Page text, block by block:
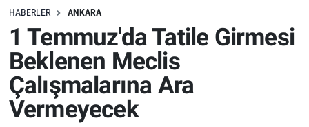
HABERLER ANKARA
1 Temmuz'da Tatile Girmesi
Beklenen Meclis
Çalışmalarına Ara
Vermeyecek